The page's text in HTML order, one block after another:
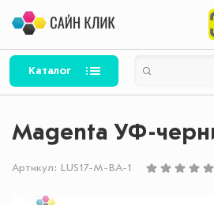
Каталог
Magenta УФ-
Артикул: LUS17-M-BA-1